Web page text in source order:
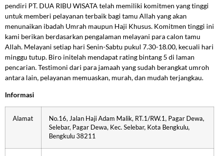
pendiri PT. DUA RIBU WISATA telah memiliki komitmen yang tinggi
untuk memberi pelayanan terbaik bagi tamu Allah yang akan
menunaikan ibadah Umrah maupun Haji Khusus. Komitmen tinggi ini
kami berikan berdasarkan pengalaman melayani para calon tamu
Allah. Melayani setiap hari Senin-Sabtu pukul 7.30-18.00, kecuali hari
minggu tutup. Biro initelah mendapat rating bintang 5 di laman
pencarian. Testimoni dari para jamaah yang sudah berangkat umroh
antara lain, pelayanan memuaskan, murah, dan mudah terjangkau.
Informasi
Alamat
No.16, Jalan Haji Adam Malik, RT.1/RW.1, Pagar Dewa,
Selebar, Pagar Dewa, Kec. Selebar, Kota Bengkulu,
Bengkulu 38211